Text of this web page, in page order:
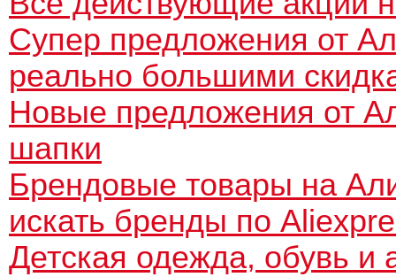
Супер предложения от
реально большими
Новые предложения от
шапки
Брендовые товары на
искать бренды по
Детская одежда, обувь и